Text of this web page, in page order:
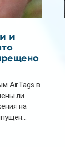
и
в
AirTags в
ли
на